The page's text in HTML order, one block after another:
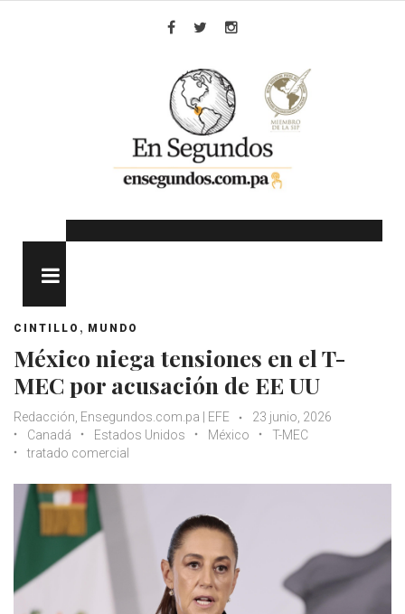
CINTILLO , MUNDO
México niega tensiones en el T-
MEC por acusación de EE UU
Redacción, Ensegundos.com.pa | EFE
23 junio, 2026
Canadá
Estados Unidos México
T-MEC
tratado comercial